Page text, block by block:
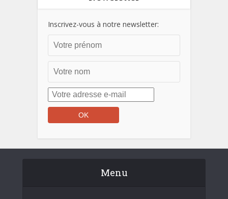
Inscrivez-vous à notre newsletter:
Menu